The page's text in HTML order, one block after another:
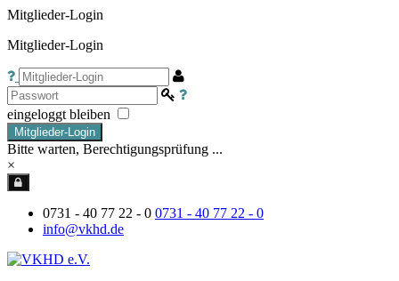
Mitglieder-Login
Mitglieder-Login
eingeloggt bleiben
Mitglieder-Login
Bitte warten, Berechtigungsprüfung ...
×
0731 - 40 77 22 - 0 0731 - 40 77 22 - 0
info@vkhd.de